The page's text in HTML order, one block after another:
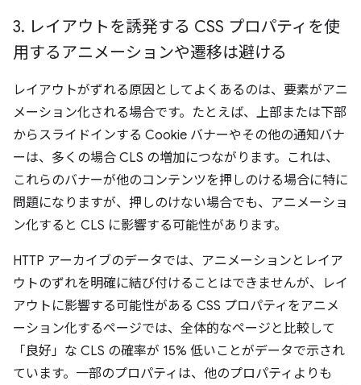
3. レイアウトを誘発する CSS プロパティを使
用するアニメーションや遷移は避ける
レイアウトがずれる原因としてよくあるのは、要素がアニ
メーション化される場合です。たとえば、上部または下部
からスライドインする Cookie バナーやその他の通知バナ
ーは、多くの場合 CLS の増加につながります。これは、
これらのバナーが他のコンテンツを押しのける場合に特に
問題になりますが、押しのけない場合でも、アニメーショ
ン化すると CLS に影響する可能性があります。
HTTP アーカイブのデータでは、アニメーションとレイア
ウトのずれを明確に結び付けることはできませんが、レイ
アウトに影響する可能性がある CSS プロパティをアニメ
ーション化するページでは、全体的なページと比較して
「良好」な CLS の確率が 15% 低いことがデータで示され
ています。 一部のプロパティは、他のプロパティよりも